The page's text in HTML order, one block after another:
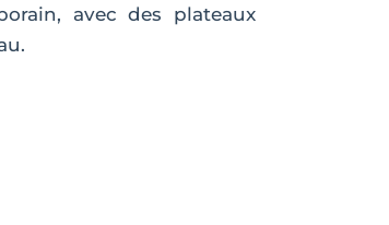
avec des plateaux